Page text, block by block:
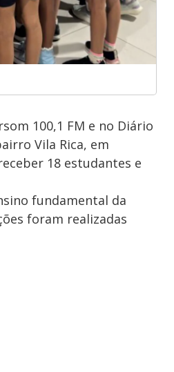
100,1 FM e no Diário
Vila Rica, em
18 estudantes e
fundamental da
foram realizadas